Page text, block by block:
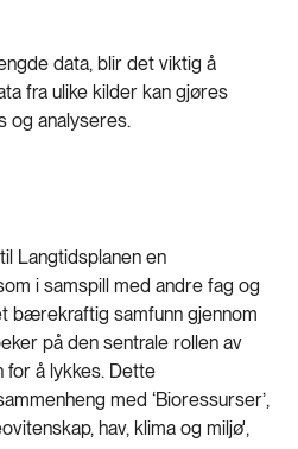
data, blir det viktig å
fra ulike kilder kan gjøres
og analyseres.
Langtidsplanen en
i samspill med andre fag og
bærekraftig samfunn gjennom
på den sentrale rollen av
for å lykkes. Dette
med ‘Bioressurser’,
hav, klima og miljø',